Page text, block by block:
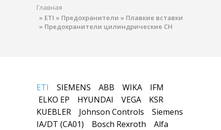
Главная
» ETI » Предохранители » Плавкие вставки
» Предохранители цилиндрические CH
ETI SIEMENS ABB WIKA
IFM
ELKO EP
HYUNDAI VEGA
KSR
KUEBLER
Johnson Controls
Siemens
IA/DT (CA01)
Bosch Rexroth
Alfa